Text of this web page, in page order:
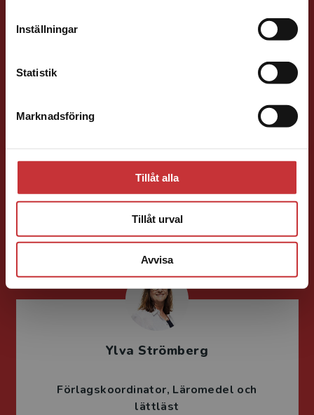
Inställningar
Statistik
Marknadsföring
Tillåt alla
Tillåt urval
Avvisa
Läromedel och lättläst
Redaktionschef Matematik/NO
046-31 22 95
E-post
Ylva Strömberg
Förlagskoordinator Läromedel och
lättläst